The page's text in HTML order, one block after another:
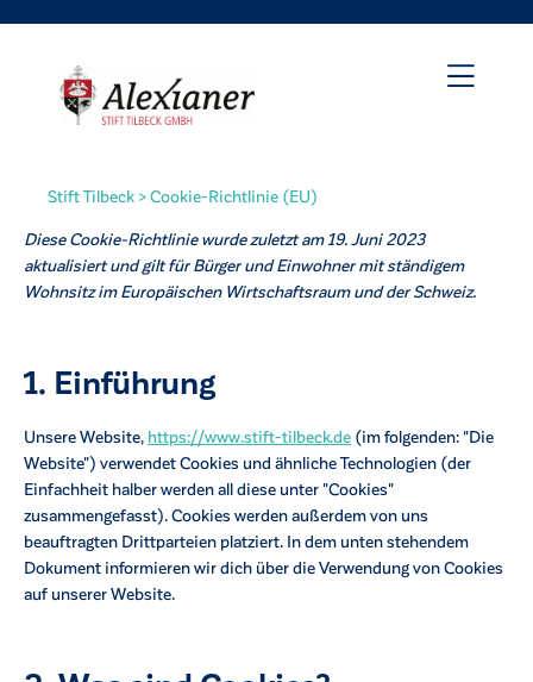
Stift Tilbeck >Cookie-Richtlinie (EU)
Diese Cookie-Richtlinie wurde zuletzt am 19. Juni 2023
aktualisiert und gilt für Bürger und Einwohner mit ständigem
Wohnsitz im Europäischen Wirtschaftsraum und der Schweiz.
1. Einführung
Unsere Website, https://www.stift-tilbeck.de (im folgenden: "Die
Website") verwendet Cookies und ähnliche Technologien (der
Einfachheit halber werden all diese unter "Cookies"
zusammengefasst). Cookies werden außerdem von uns
beauftragten Drittparteien platziert. In dem unten stehendem
Dokument informieren wir dich über die Verwendung von Cookies
auf unserer Website.